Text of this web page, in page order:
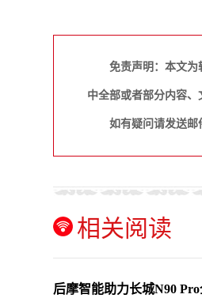
免责声明：本文为
中全部或者部分内容、
如有疑问请发送邮
相关阅读
后摩智能助力长城N90